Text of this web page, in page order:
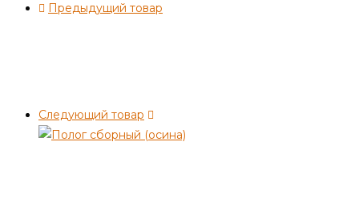
Предыдущий товар
Следующий товар